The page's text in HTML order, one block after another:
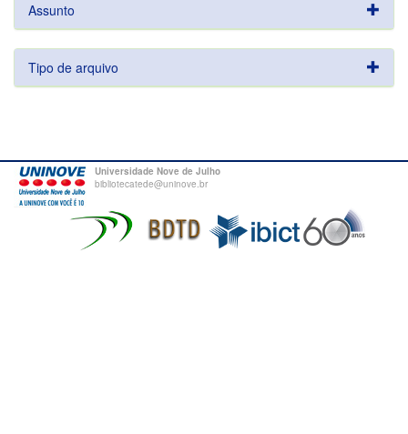
Assunto
Tipo de arquivo
Universidade Nove de Julho
bibliotecatede@uninove.br